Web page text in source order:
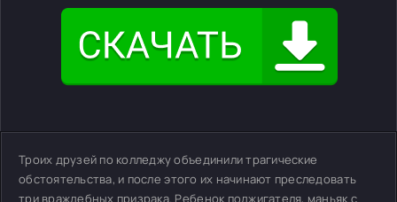
Троих друзей по колледжу объединили трагические
обстоятельства, и после этого их начинают преследовать
три враждебных призрака. Ребенок поджигателя, маньяк с